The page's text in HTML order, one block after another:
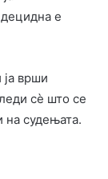
е
ја врши
сè што се
на судењата.